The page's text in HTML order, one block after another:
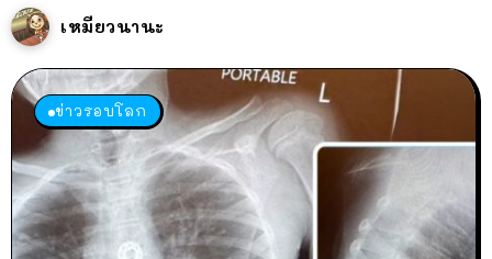
เหมียวนานะ
ข่าวรอบโลก